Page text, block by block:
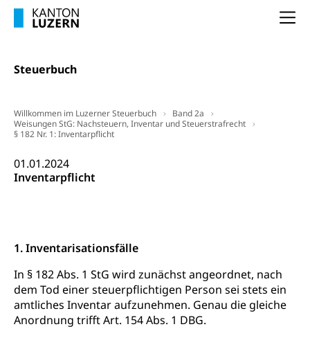
Steuerbuch
Willkommen im Luzerner Steuerbuch
Band 2a
Weisungen StG: Nachsteuern, Inventar und Steuerstrafrecht
§ 182 Nr. 1: Inventarpflicht
01.01.2024
Inventarpflicht
1. Inventarisationsfälle
In § 182 Abs. 1 StG wird zunächst angeordnet, nach
dem Tod einer steuerpflichtigen Person sei stets ein
amtliches Inventar aufzunehmen. Genau die gleiche
Anordnung trifft Art. 154 Abs. 1 DBG.
Früherziehung
Fachstelle Stipendien (beruf.lu.ch)
Finanzielle Unterstützung Pädagogische
universitäre Ausbildung, akademische Ausbildung,
Hochschulbildung, Hochschule, universitäre
Fachhochschule Zentralschweiz, HSLU,
Hochschulen)
Kindergarten, Kinderkrippe, Krippe, Kinderhort,
Kindertagesstätte, Spielgruppe, Tagesmutter,
Freiwilliges Kindergarten Jahr
Frühe Sprachförderung
Kindergarten & Basisstufe
Frühe Förderung
Gesundheit und Soziales
Konsumentenschutz
Konsumentenrechte, Produktsicherheit,
Preisüberwachung, Preisüberwacher,